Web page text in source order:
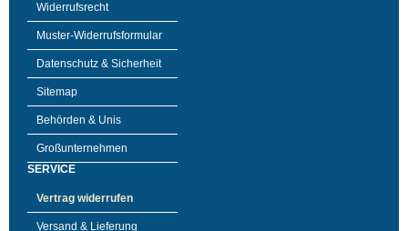
Widerrufsrecht
Muster-Widerrufsformular
Datenschutz & Sicherheit
Sitemap
Behörden & Unis
Großunternehmen
SERVICE
Vertrag widerrufen
Versand & Lieferung